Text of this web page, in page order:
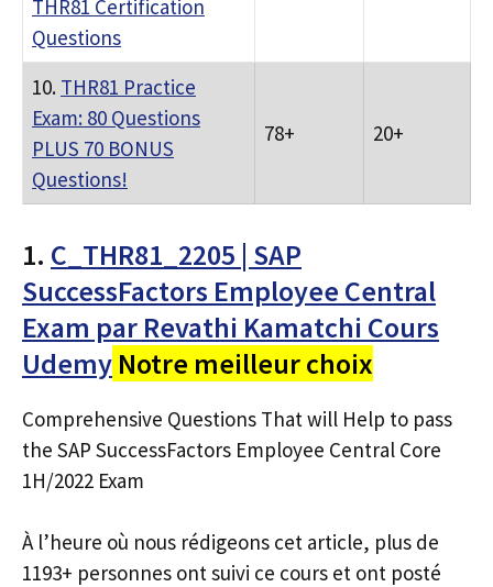
THR81 Certification
Questions
10. THR81 Practice
Exam: 80 Questions
PLUS 70 BONUS
Questions!
78+ 20+
1. C_THR81_2205 | SAP
SuccessFactors Employee Central
Exam par Revathi Kamatchi Cours
Udemy Notre meilleur choix
Comprehensive Questions That will Help to pass
the SAP SuccessFactors Employee Central Core
1H/2022 Exam
À l’heure où nous rédigeons cet article, plus de
1193+ personnes ont suivi ce cours et ont posté